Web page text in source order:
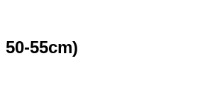
55cm)